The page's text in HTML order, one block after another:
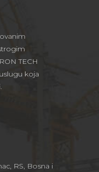
TECH
koja
RS, Bosna i